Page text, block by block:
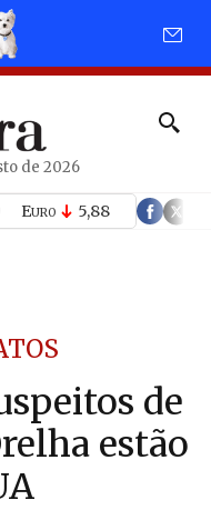
de 2026
Euro 5,88
de
estão